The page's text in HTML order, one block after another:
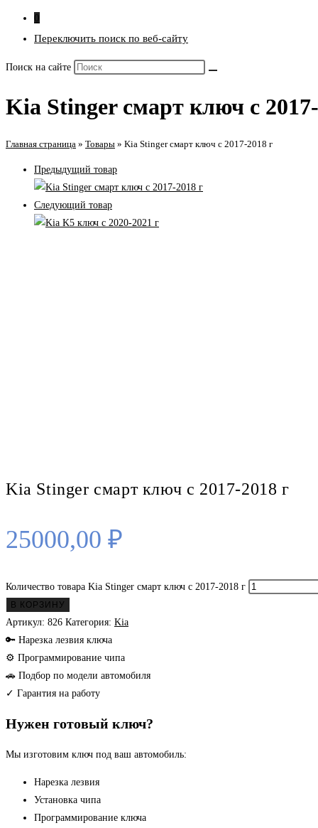
0
Переключить поиск по веб-сайту
Поиск на сайте
Kia Stinger смарт ключ с
Главная страница » Товары » Kia Stinger смарт ключ с 2017-2018 г
Предыдущий товар
Следующий товар
Kia Stinger смарт ключ с 2017-2018 г
25000,00 ₽
Количество товара Kia Stinger смарт ключ с 2017-2018 г
В КОРЗИНУ
Артикул: 826 Категория: Kia
🔑 Нарезка лезвия ключа
⚙ Программирование чипа
🚗 Подбор по модели автомобиля
✓ Гарантия на работу
Нужен готовый ключ?
Мы изготовим ключ под ваш автомобиль:
Нарезка лезвия
Установка чипа
Программирование ключа